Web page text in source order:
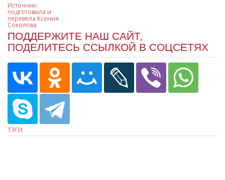
Источник:
подготовила и
перевела Ксения
Соколова
ПОДДЕРЖИТЕ НАШ САЙТ,
ПОДЕЛИТЕСЬ ССЫЛКОЙ В СОЦСЕТЯХ
ТЭГИ